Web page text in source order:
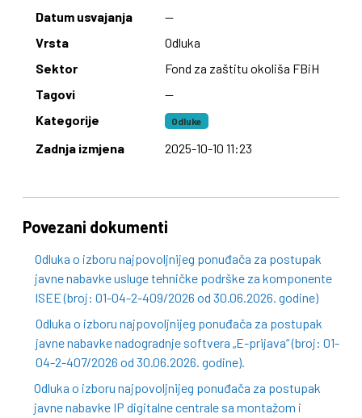
Datum usvajanja
—
Vrsta
Odluka
Sektor
Fond za zaštitu okoliša FBiH
Tagovi
—
Kategorije
Odluke
Zadnja izmjena 2025-10-10 11:23
Povezani dokumenti
Odluka o izboru najpovoljnijeg ponuđača za postupak
javne nabavke usluge tehničke podrške za komponente
ISEE (broj: 01-04-2-409/2026 od 30.06.2026. godine)
Odluka o izboru najpovoljnijeg ponuđača za postupak
javne nabavke nadogradnje softvera „E-prijava“ (broj: 01-
04-2-407/2026 od 30.06.2026. godine).
Odluka o izboru najpovoljnijeg ponuđača za postupak
javne nabavke IP digitalne centrale sa montažom i